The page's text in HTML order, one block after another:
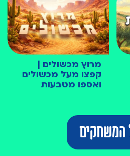
מרוץ מכשולים |
קפצו מעל מכשולים
ואספו מטבעות
המשחקים